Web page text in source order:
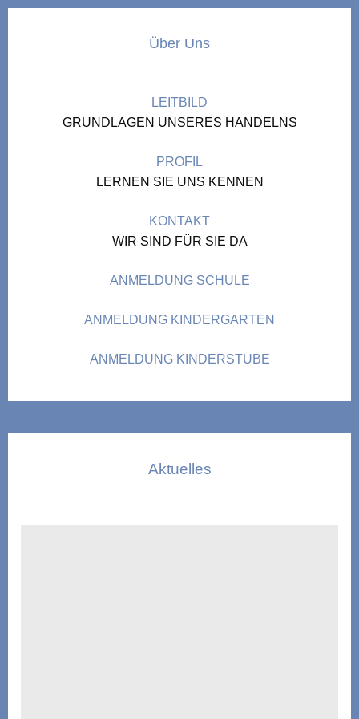
Über Uns
LEITBILD
GRUNDLAGEN UNSERES HANDELNS
PROFIL
LERNEN SIE UNS KENNEN
KONTAKT
WIR SIND FÜR SIE DA
ANMELDUNG SCHULE
ANMELDUNG KINDERGARTEN
ANMELDUNG KINDERSTUBE
Aktuelles